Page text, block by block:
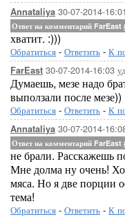
Annataliya 30-07-2014-16:01
Ответ на комментарий FarEast
хватит. :)))
Обратиться - Ответить - К
FarEast 30-07-2014-16:03
Думаешь, мезе надо
выползали после мезе))
Обратиться - Ответить - К
Annataliya 30-07-2014-
Ответ на комментарий FarEast
не брали. Расскажешь
Мне долма ну очень!
мяса. Но я две порции
тема!
Обратиться - Ответить - К